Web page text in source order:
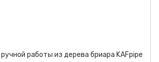
работы из дерева бриара KAFpipe